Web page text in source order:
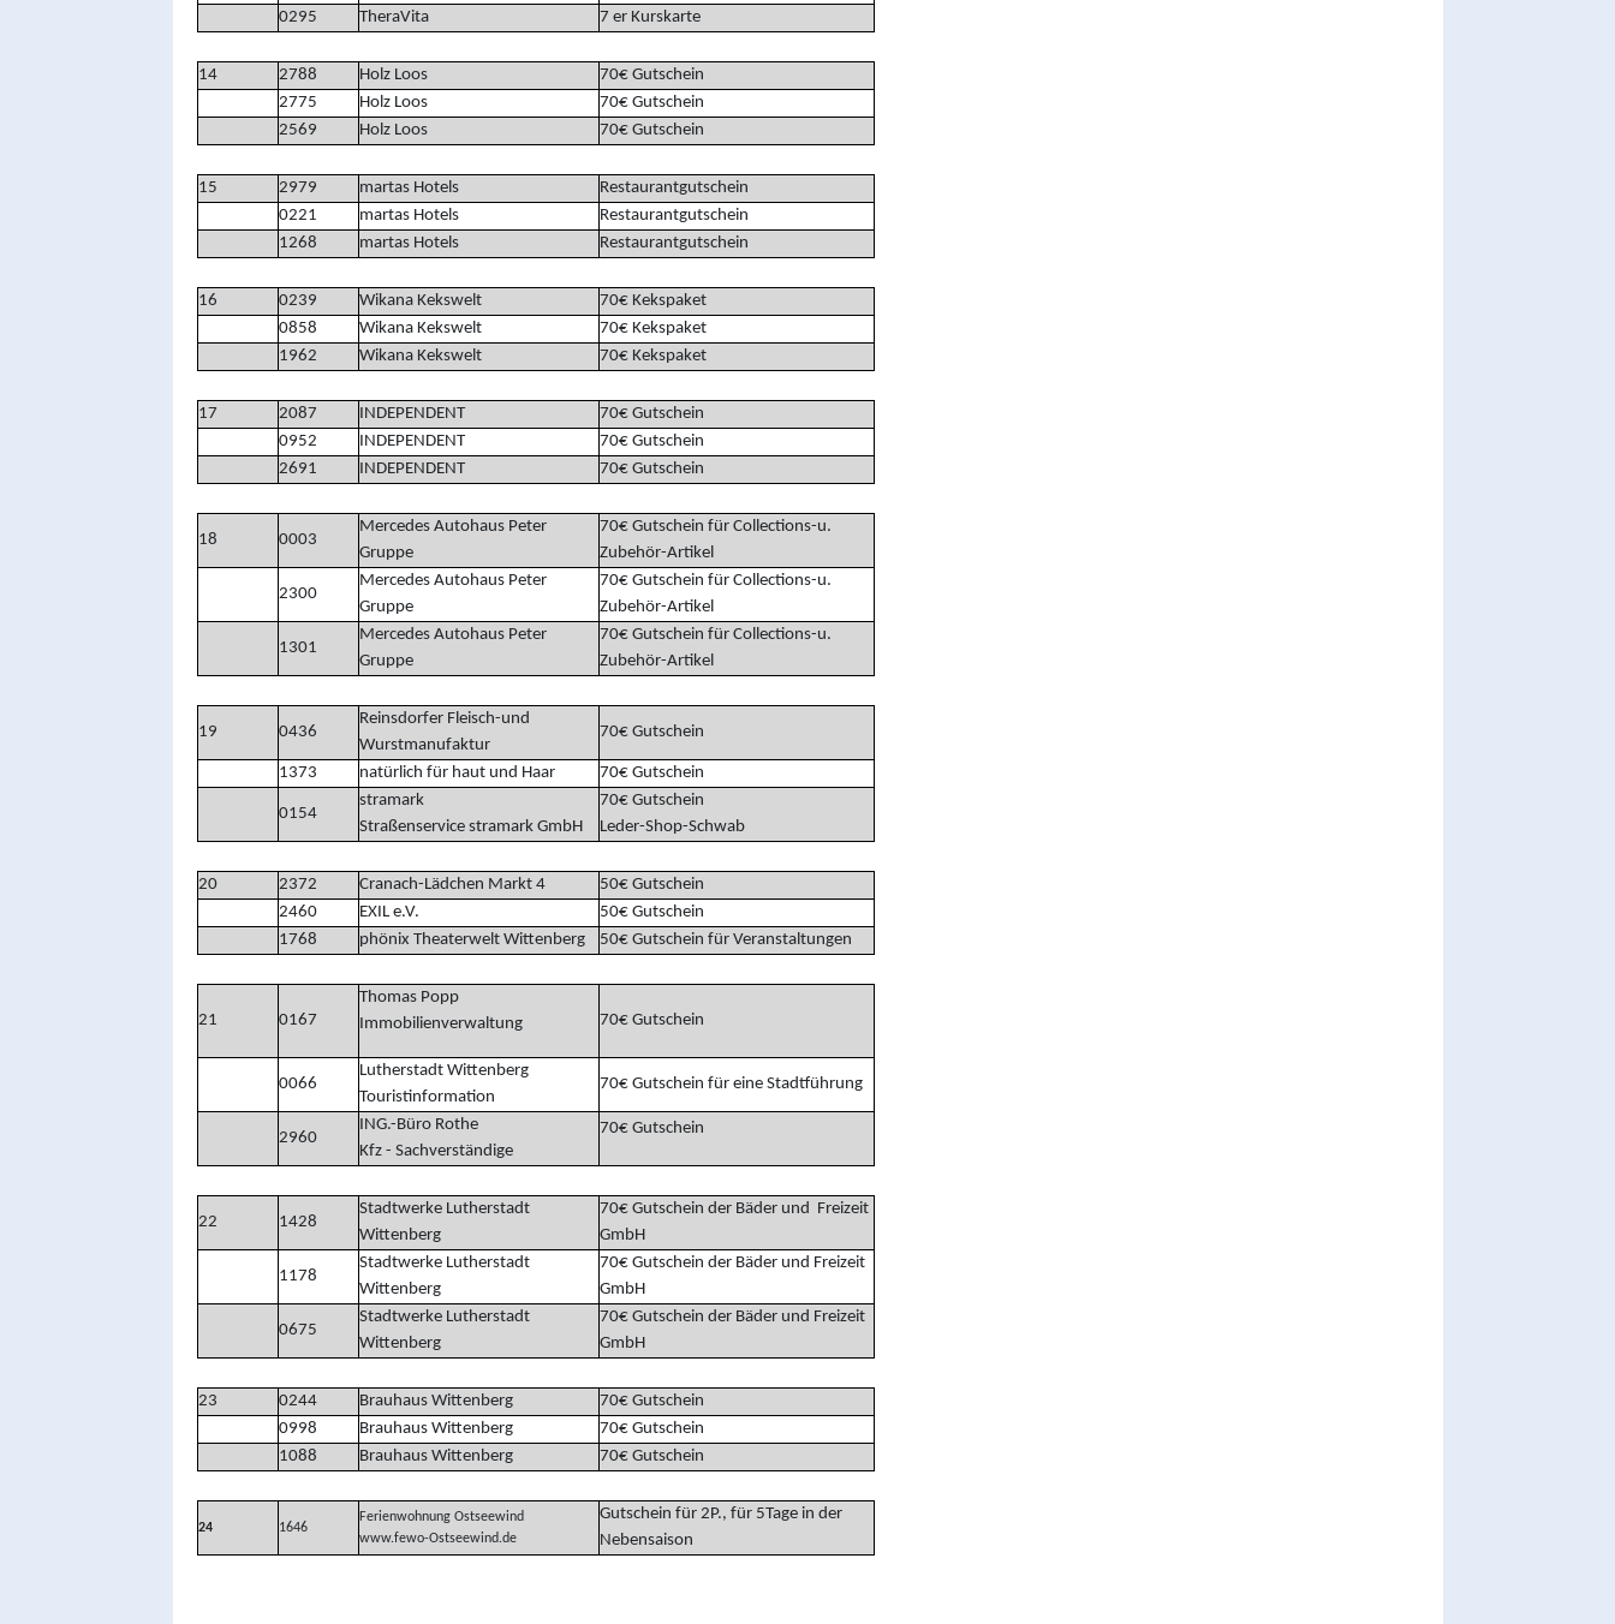
0295
TheraVita 7 er Kurskarte
14 2788 Holz Loos
70€ Gutschein
2775
Holz Loos
70€ Gutschein
2569
Holz Loos 70€ Gutschein
15 2979 martas Hotels
Restaurantgutschein
0221
martas Hotels
Restaurantgutschein
1268
martas Hotels Restaurantgutschein
16 0239 Wikana Kekswelt
70€ Kekspaket
0858
Wikana Kekswelt
70€ Kekspaket
1962
Wikana Kekswelt 70€ Kekspaket
17 2087 INDEPENDENT
70€ Gutschein
0952
INDEPENDENT
70€ Gutschein
2691
INDEPENDENT 70€ Gutschein
18 0003
Mercedes Autohaus Peter
Gruppe
70€ Gutschein für Collections-u.
Zubehör-Artikel
2300
Mercedes Autohaus Peter
Gruppe
70€ Gutschein für Collections-u.
Zubehör-Artikel
1301
Mercedes Autohaus Peter
Gruppe
70€ Gutschein für Collections-u.
Zubehör-Artikel
19 0436
Reinsdorfer Fleisch-und
Wurstmanufaktur
70€ Gutschein
1373 natürlich für haut und Haar 70€ Gutschein
0154
stramark
Straßenservice stramark GmbH
70€ Gutschein
Leder-Shop-Schwab
20 2372 Cranach-Lädchen Markt 4
50€ Gutschein
2460
EXIL e.V.
50€ Gutschein
1768
phönix Theaterwelt Wittenberg 50€ Gutschein für Veranstaltungen
21 0167
Thomas Popp
Immobilienverwaltung
70€ Gutschein
0066
Lutherstadt Wittenberg
Touristinformation
70€ Gutschein für eine Stadtführung
2960
ING.-Büro Rothe
Kfz - Sachverständige
70€ Gutschein
22 1428
Stadtwerke Lutherstadt
Wittenberg
70€ Gutschein der Bäder und Freizeit
GmbH
1178
Stadtwerke Lutherstadt
Wittenberg
70€ Gutschein der Bäder und Freizeit
GmbH
0675
Stadtwerke Lutherstadt
Wittenberg
70€ Gutschein der Bäder und Freizeit
GmbH
23 0244 Brauhaus Wittenberg
70€ Gutschein
0998
Brauhaus Wittenberg
70€ Gutschein
1088
Brauhaus Wittenberg 70€ Gutschein
24 1646
Ferienwohnung Ostseewind
www.fewo-Ostseewind.de
Gutschein für 2P., für 5Tage in der
Nebensaison